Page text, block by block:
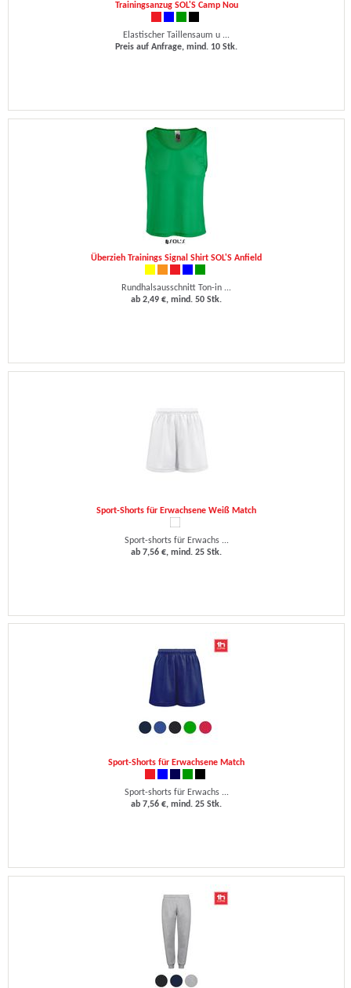
Trainingsanzug SOL'S Camp Nou
Elastischer Taillensaum u ...
Preis auf Anfrage, mind. 10 Stk.
Überzieh Trainings Signal Shirt SOL'S Anfield
Rundhalsausschnitt Ton-in ...
ab 2,49 €, mind. 50 Stk.
Sport-Shorts für Erwachsene Weiß Match
Sport-shorts für Erwachs ...
ab 7,56 €, mind. 25 Stk.
Sport-Shorts für Erwachsene Match
Sport-shorts für Erwachs ...
ab 7,56 €, mind. 25 Stk.